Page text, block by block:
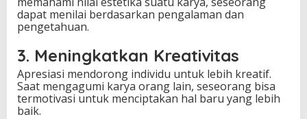
dapat menilai berdasarkan pengalaman dan
pengetahuan.
3. Meningkatkan Kreativitas
Apresiasi mendorong individu untuk lebih kreatif.
Saat mengagumi karya orang lain, seseorang bisa
termotivasi untuk menciptakan hal baru yang lebih
baik.